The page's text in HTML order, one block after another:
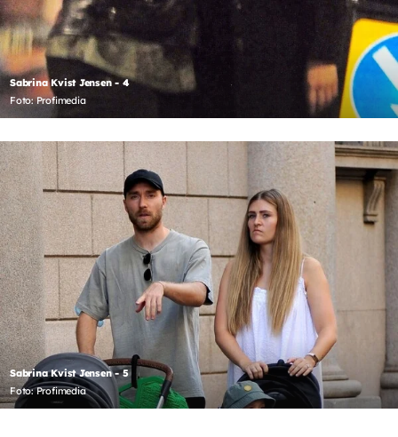
Sabrina Kvist Jensen - 4
Foto: Profimedia
Sabrina Kvist Jensen - 5
Foto: Profimedia